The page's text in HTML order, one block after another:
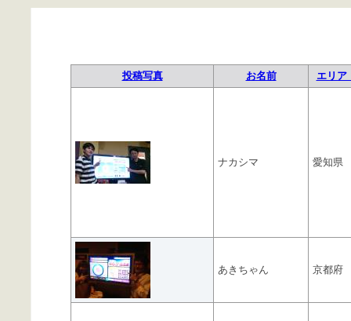
投稿写真 お名前 エリ
ナカシマ 愛知県
あきちゃん 京都府